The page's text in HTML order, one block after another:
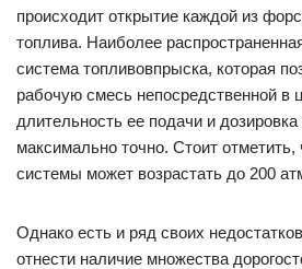
происходит открытие каждой из
топлива. Наиболее
система топливовпрыска, которая
рабочую смесь непосредственной в
длительность ее подачи и
максимально точно. Стоит
системы может возрастать до 200
Однако есть и ряд своих
отнести наличие множества